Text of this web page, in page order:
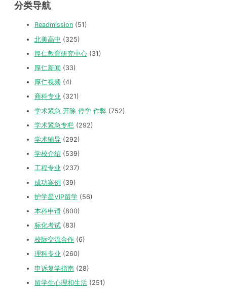
分类导航
Readmission (51)
北美高中 (325)
厚仁教育研究中心 (31)
厚仁新闻 (33)
厚仁视频 (4)
商科专业 (321)
学术紧急 开除 停学 作弊 (752)
学术紧急专栏 (292)
学术辅导 (292)
学校介绍 (539)
工程专业 (237)
成功案例 (39)
护学星VIP留学 (56)
本科申请 (800)
标化考试 (83)
校际交流合作 (6)
理科专业 (260)
申诉复学指南 (28)
留学生心理和生活 (251)